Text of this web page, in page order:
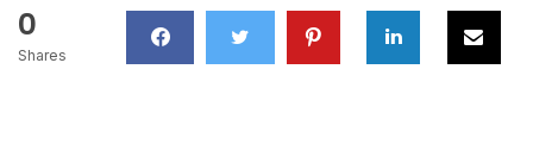
0
Shares